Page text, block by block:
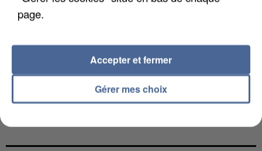
L’UN DES FONDATEURS SUPPOSÉS DE LA DZ
page.
Gérer mes choix
Accepter et fermer